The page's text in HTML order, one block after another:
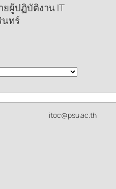
ผู้ปฏิบัติงาน IT
นทร์
itoc@psu.ac.th